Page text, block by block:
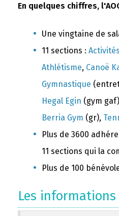
En quelques chiffres,
Une vingtaine de
11 sections :
Athlétisme, Canoë
Gymnastique
Hegal Egin (gym
Berria Gym (gr),
Plus de 3600
11 sections qui la
Plus de 100
Les